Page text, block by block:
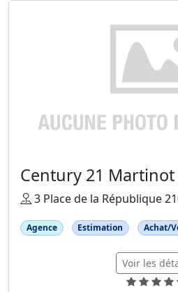
Century 21
3 Place de la République
Agence Estimation Achat/
Voir les